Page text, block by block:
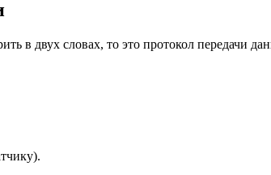
в двух словах, то это протокол передачи